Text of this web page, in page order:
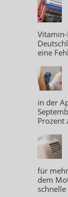
eine
in der
Prozent
für
dem